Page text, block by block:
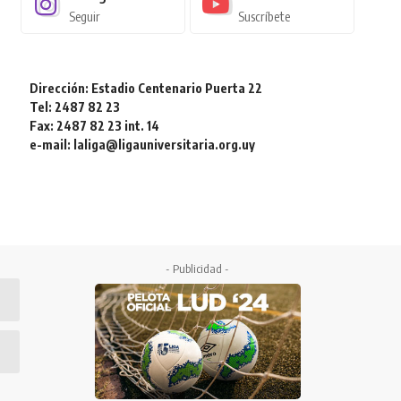
Seguir Suscríbete
Dirección: Estadio Centenario Puerta 22
Tel: 2487 82 23
Fax: 2487 82 23 int. 14
e-mail: laliga@ligauniversitaria.org.uy
- Publicidad -